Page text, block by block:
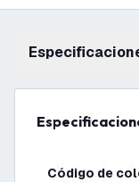
Código de